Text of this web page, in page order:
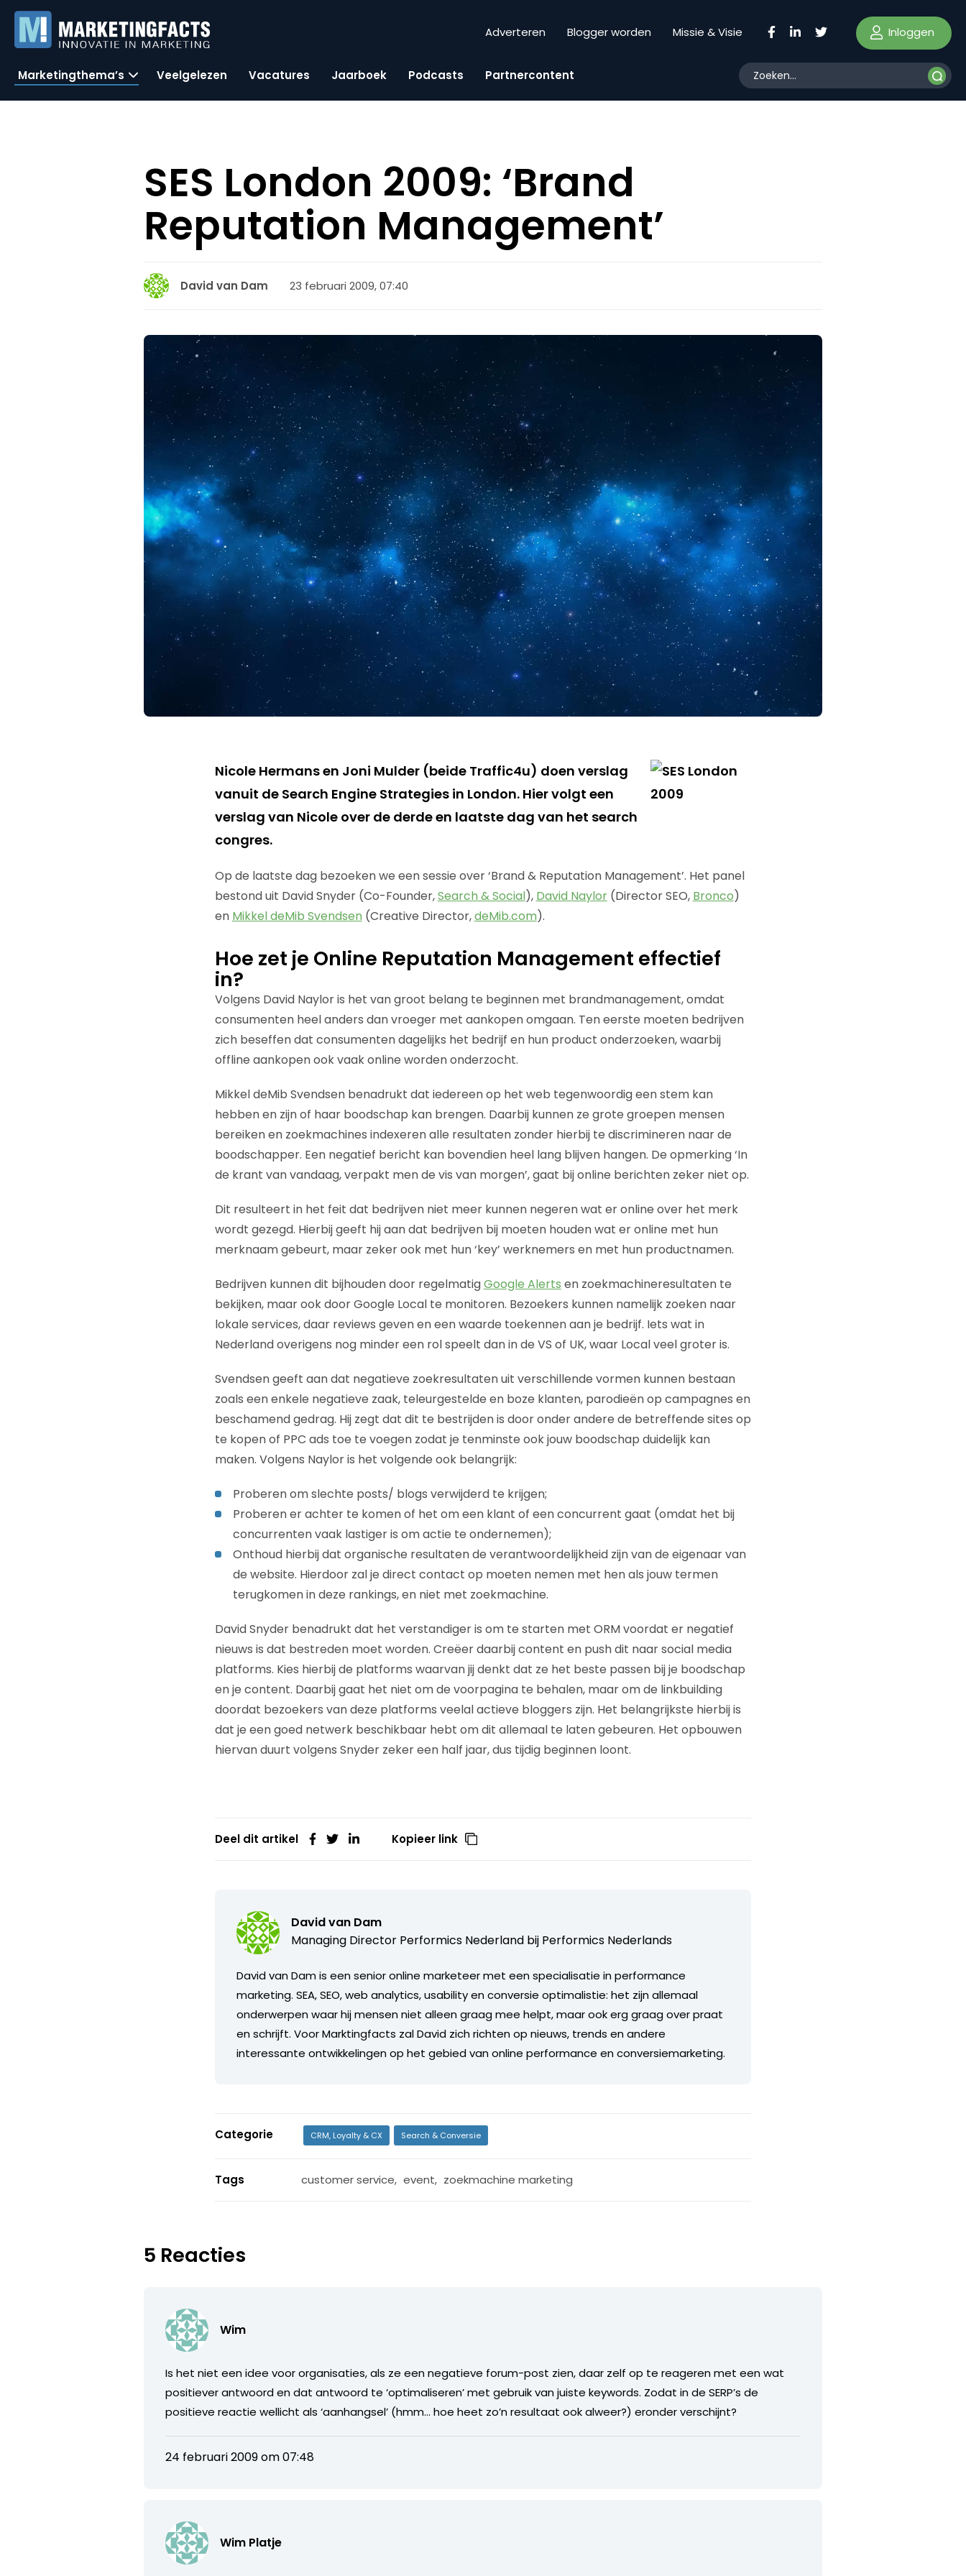
Adverteren Blogger worden Missie & Visie Inloggen
Marketingthema’s Veelgelezen Vacatures Jaarboek Podcasts Partnercontent
SES London 2009: ‘Brand
Reputation Management’
David van Dam 23 februari 2009, 07:40
Nicole Hermans en Joni Mulder (beide Traffic4u) doen verslag
vanuit de Search Engine Strategies in London. Hier volgt een
verslag van Nicole over de derde en laatste dag van het search
congres.
Op de laatste dag bezoeken we een sessie over ‘Brand & Reputation Management’. Het panel
bestond uit David Snyder (Co-Founder,Search & Social), David Naylor(Director SEO, Bronco)
en Mikkel deMib Svendsen (Creative Director,deMib.com).
Hoe zet je Online Reputation Management effectief
in?
Volgens David Naylor is het van groot belang te beginnen met brandmanagement, omdat
consumenten heel anders dan vroeger met aankopen omgaan. Ten eerste moeten bedrijven
zich beseffen dat consumenten dagelijks het bedrijf en hun product onderzoeken, waarbij
offline aankopen ook vaak online worden onderzocht.
Mikkel deMib Svendsen benadrukt dat iedereen op het web tegenwoordig een stem kan
hebben en zijn of haar boodschap kan brengen. Daarbij kunnen ze grote groepen mensen
bereiken en zoekmachines indexeren alle resultaten zonder hierbij te discrimineren naar de
boodschapper. Een negatief bericht kan bovendien heel lang blijven hangen. De opmerking ‘In
de krant van vandaag, verpakt men de vis van morgen’, gaat bij online berichten zeker niet op.
Dit resulteert in het feit dat bedrijven niet meer kunnen negeren wat er online over het merk
wordt gezegd. Hierbij geeft hij aan dat bedrijven bij moeten houden wat er online met hun
merknaam gebeurt, maar zeker ook met hun ‘key’ werknemers en met hun productnamen.
Bedrijven kunnen dit bijhouden door regelmatigGoogle Alerts en zoekmachineresultaten te
bekijken, maar ook door Google Local te monitoren. Bezoekers kunnen namelijk zoeken naar
lokale services, daar reviews geven en een waarde toekennen aan je bedrijf. Iets wat in
Nederland overigens nog minder een rol speelt dan in de VS of UK, waar Local veel groter is.
Svendsen geeft aan dat negatieve zoekresultaten uit verschillende vormen kunnen bestaan
zoals een enkele negatieve zaak, teleurgestelde en boze klanten, parodieën op campagnes en
beschamend gedrag. Hij zegt dat dit te bestrijden is door onder andere de betreffende sites op
te kopen of PPC ads toe te voegen zodat je tenminste ook jouw boodschap duidelijk kan
maken. Volgens Naylor is het volgende ook belangrijk:
Proberen om slechte posts/ blogs verwijderd te krijgen;
Proberen er achter te komen of het om een klant of een concurrent gaat (omdat het bij
concurrenten vaak lastiger is om actie te ondernemen);
Onthoud hierbij dat organische resultaten de verantwoordelijkheid zijn van de eigenaar van
de website. Hierdoor zal je direct contact op moeten nemen met hen als jouw termen
terugkomen in deze rankings, en niet met zoekmachine.
David Snyder benadrukt dat het verstandiger is om te starten met ORM voordat er negatief
nieuws is dat bestreden moet worden. Creëer daarbij content en push dit naar social media
platforms. Kies hierbij de platforms waarvan jij denkt dat ze het beste passen bij je boodschap
en je content. Daarbij gaat het niet om de voorpagina te behalen, maar om de linkbuilding
doordat bezoekers van deze platforms veelal actieve bloggers zijn. Het belangrijkste hierbij is
dat je een goed netwerk beschikbaar hebt om dit allemaal te laten gebeuren. Het opbouwen
hiervan duurt volgens Snyder zeker een half jaar, dus tijdig beginnen loont.
Deel dit artikel Kopieer link
David van Dam
Managing Director Performics Nederland bij Performics Nederlands
David van Dam is een senior online marketeer met een specialisatie in performance
marketing. SEA, SEO, web analytics, usability en conversie optimalistie: het zijn allemaal
onderwerpen waar hij mensen niet alleen graag mee helpt, maar ook erg graag over praat
en schrijft. Voor Marktingfacts zal David zich richten op nieuws, trends en andere
interessante ontwikkelingen op het gebied van online performance en conversiemarketing.
Categorie CRM, Loyalty & CX Search & Conversie
Tags customer service, event, zoekmachine marketing
5 Reacties
Wim
Is het niet een idee voor organisaties, als ze een negatieve forum-post zien, daar zelf op te reageren met een wat
positiever antwoord en dat antwoord te ‘optimaliseren’ met gebruik van juiste keywords. Zodat in de SERP’s de
positieve reactie wellicht als ‘aanhangsel’ (hmm… hoe heet zo’n resultaat ook alweer?) eronder verschijnt?
24 februari 2009 om 07:48
Wim Platje